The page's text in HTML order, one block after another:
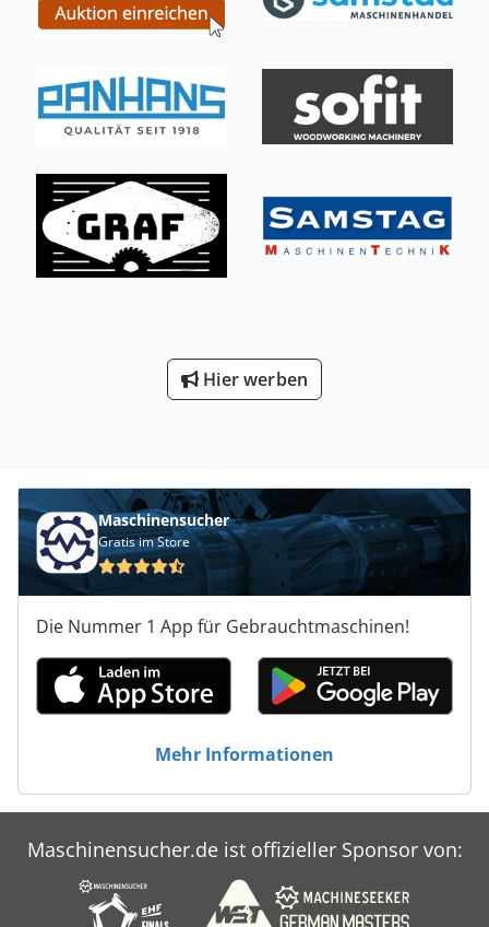
mit 4 Bohrspindeln Sägeaggregat kann von X auf Y
geschwenkt werden. Lichtschranken im vorderen Bereich
Software Woodwop 4.0 Technische Daten: Verfahrmaße X:
3455 mm Verfahrmaße Y: 1480 mm Verfahrmaße Z: 260
mm Aussenmaße: Länge:ca 6115 mm Tiefe: ca. 3660 mm
Standort: Röllbach Verfügbarkeit: kurzfristig
Hier werben
Maschinensucher
Gratis im Store
Die Nummer 1 App für Gebrauchtmaschinen!
Mehr Informationen
Maschinensucher.de ist offizieller Sponsor von: